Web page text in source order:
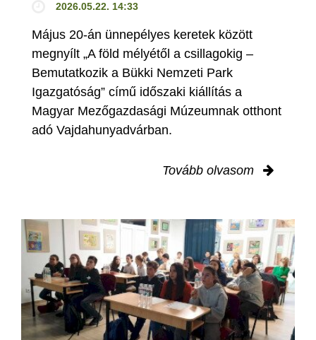
2026.05.22. 14:33
Május 20-án ünnepélyes keretek között
megnyílt „A föld mélyétől a csillagokig –
Bemutatkozik a Bükki Nemzeti Park
Igazgatóság” című időszaki kiállítás a
Magyar Mezőgazdasági Múzeumnak otthont
adó Vajdahunyadvárban.
Tovább olvasom